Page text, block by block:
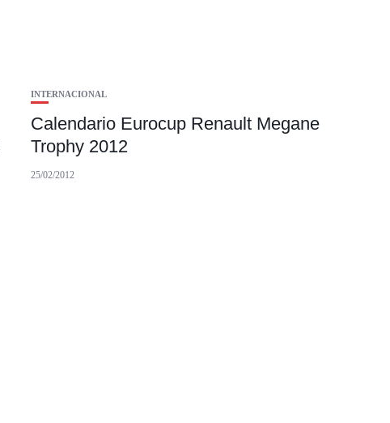
INTERNACIONAL
Calendario Eurocup Renault Megane
Trophy 2012
25/02/2012